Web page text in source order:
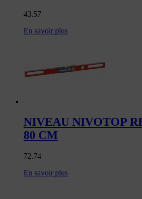
43.57
En savoir plus
NIVEAU NIVOTOP
80 CM
72.74
En savoir plus